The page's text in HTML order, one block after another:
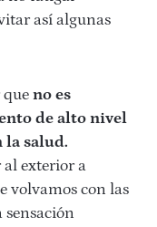
así algunas
no es
de alto nivel
la salud.
al exterior a
volvamos con las
sensación